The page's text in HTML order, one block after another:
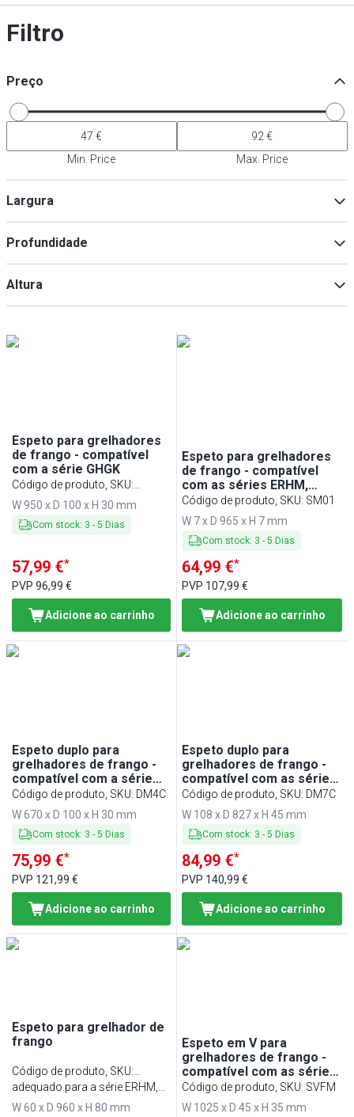
Filtro
Preço
Min. Price Max. Price
Largura
Profundidade
Altura
Espeto para grelhadores
de frango - compatível
com a série GHGK
Código de produto, SKU:
SGHGK
W 950 x D 100 x H 30 mm
Com stock: 3 - 5 Dias
57,99 €*
PVP 96,99 €
Adicione ao carrinho
Espeto para grelhadores
de frango - compatível
com as séries ERHM,
GHKM, EHKM, GHGM e
HGGM
Código de produto, SKU: SM01
W 7 x D 965 x H 7 mm
Com stock: 3 -5 Dias
64,99 €*
PVP 107,99 €
Adicione ao carrinho
Espeto duplo para
grelhadores de frango -
compatível com a série
EM420
Código de produto, SKU: DM4C
W 670 x D 100 x H 30 mm
Com stock: 3 - 5 Dias
75,99 €*
PVP 121,99 €
Adicione ao carrinho
Espeto duplo para
grelhadores de frango -
compatível com as séries
EM742 e EM1484
Código de produto, SKU: DM7C
W 108 x D 827 x H 45 mm
Com stock: 3 -5 Dias
84,99 €*
PVP 140,99 €
Adicione ao carrinho
Espeto para grelhador de
frango
Código de produto, SKU:
ESSM01
adequado para a série ERHM,
GHGM & HGGM
W 60 x D 960 x H 80 mm
Espeto em V para
grelhadores de frango -
compatível com as séries
GM, HGEM e EM
Código de produto, SKU: SVFM
W 1025 x D 45 x H 35 mm